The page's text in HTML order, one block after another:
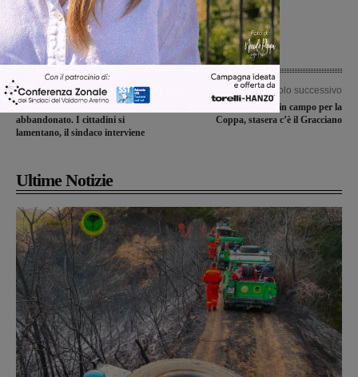
Articolo precedente
Degrado al Matassino per un cantiere
abbandonato. I cittadini si
lamentano, il sindaco interviene
Articolo successivo
Montevarchi di nuovo in campo per la
Coppa, stasera c’è il Gracciano
Ultime Notizie